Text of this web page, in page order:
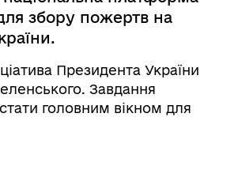
збору пожертв на
Президента України
Завдання
головним вікном для